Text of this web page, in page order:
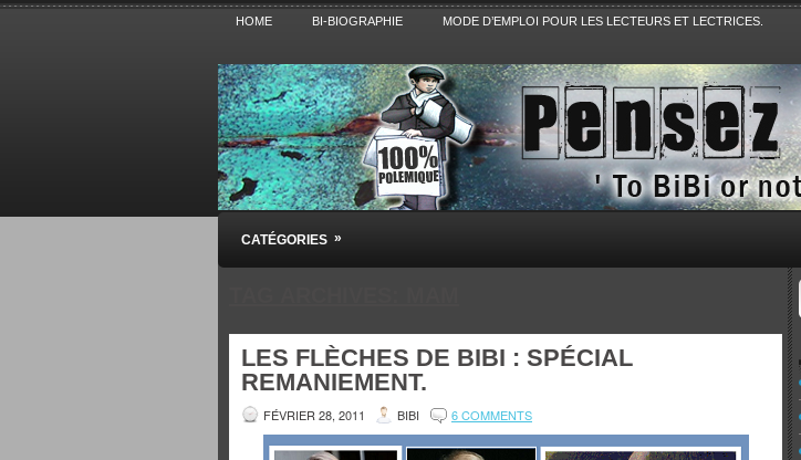
HOME BI-BIOGRAPHIE MODE D’EMPLOI POUR LES LECTEURS ET LECTRICES.
Pensez BiBi
Blog polémique sur l'Actualité, la Culture, la Politique, le Sport,. Avec Revue de
CATÉGORIES »
LES FLÈCHES DE BIBI : SPÉCIAL
REMANIEMENT.
FÉVRIER 28, 2011 BIBI 6 COMMENTS